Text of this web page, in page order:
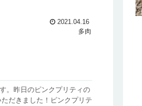
2021.04.16
多肉
。昨日のピンクプリティの
だきました！ピンクプリテ